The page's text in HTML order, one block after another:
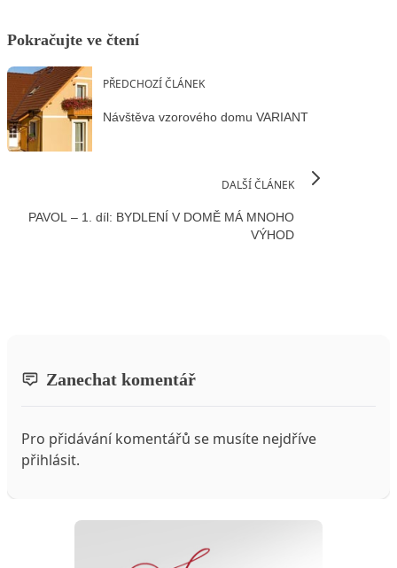
Pokračujte ve čtení
PŘEDCHOZÍ ČLÁNEK
Návštěva vzorového domu VARIANT
DALŠÍ ČLÁNEK
PAVOL – 1. díl: BYDLENÍ V DOMĚ MÁ MNOHO
VÝHOD
Zanechat komentář
Pro přidávání komentářů se musíte nejdříve
přihlásit.